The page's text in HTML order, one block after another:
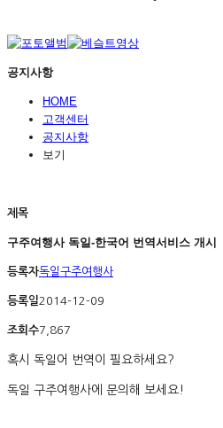
공지사항
HOME
고객센터
공지사항
보기
제목
구주여행사 독일-한국어 번역서비스 개시
등록자독일구주여행사
등록일2014-12-09
조회수7,867
혹시 독일어 번역이 필요하세요?
독일 구주여행사에 문의해 보세요!